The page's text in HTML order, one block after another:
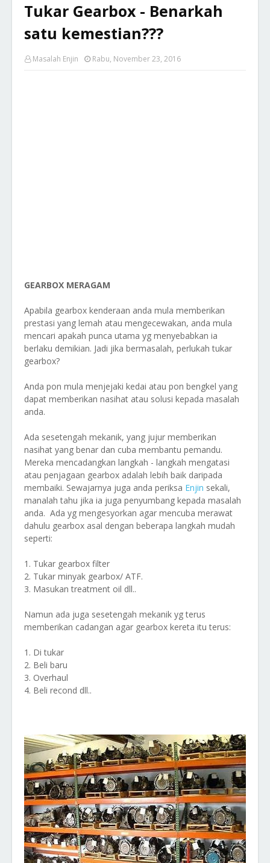
Tukar Gearbox - Benarkah
satu kemestian???
Masalah Enjin Rabu, November 23, 2016
GEARBOX MERAGAM
Apabila gearbox kenderaan anda mula memberikan
prestasi yang lemah atau mengecewakan, anda mula
mencari apakah punca utama yg menyebabkan ia
berlaku demikian. Jadi jika bermasalah, perlukah tukar
gearbox?
Anda pon mula menjejaki kedai atau pon bengkel yang
dapat memberikan nasihat atau solusi kepada masalah
anda.
Ada sesetengah mekanik, yang jujur memberikan
nasihat yang benar dan cuba membantu pemandu.
Mereka mencadangkan langkah - langkah mengatasi
atau penjagaan gearbox adalah lebih baik daripada
membaiki. Sewajarnya juga anda periksa Enjin sekali,
manalah tahu jika ia juga penyumbang kepada masalah
anda. Ada yg mengesyorkan agar mencuba merawat
dahulu gearbox asal dengan beberapa langkah mudah
seperti:
1. Tukar gearbox filter
2. Tukar minyak gearbox/ ATF.
3. Masukan treatment oil dll..
Namun ada juga sesetengah mekanik yg terus
memberikan cadangan agar gearbox kereta itu terus:
1. Di tukar
2. Beli baru
3. Overhaul
4. Beli recond dll..